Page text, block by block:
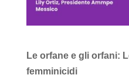
Le orfane e gli orfani:
femminicidi